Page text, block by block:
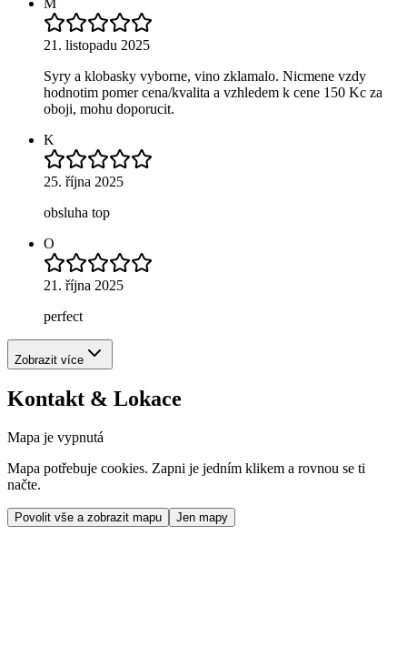
21. listopadu 2025
Syry a klobasky vyborne, vino zklamalo. Nicmene vzdy
hodnotim pomer cena/kvalita a vzhledem k cene 150 Kc za
oboji, mohu doporucit.
K
25. října 2025
obsluha top
O
21. října 2025
perfect
Zobrazit více
Kontakt & Lokace
Mapa je vypnutá
Mapa potřebuje cookies. Zapni je jedním klikem a rovnou se ti
načte.
Povolit vše a zobrazit mapu Jen mapy